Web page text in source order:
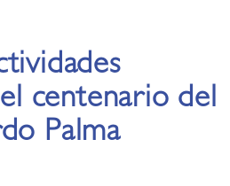
centenario del
Palma